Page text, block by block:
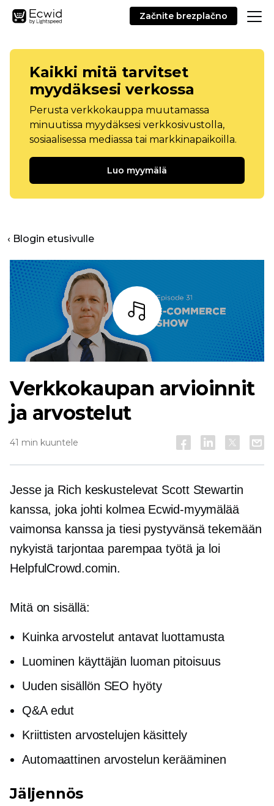
Začnite brezplačno
Kaikki mitä tarvitset
myydäksesi verkossa
Perusta verkkokauppa muutamassa
minuutissa myydäksesi verkkosivustolla,
sosiaalisessa mediassa tai markkinapaikoilla.
Luo myymälä
‹ Blogin etusivulle
Kuuntele
Verkkokaupan arvioinnit
ja arvostelut
41 min kuuntele
Jesse ja Rich keskustelevat Scott Stewartin
kanssa, joka johti kolmea Ecwid-myymälää
vaimonsa kanssa ja tiesi pystyvänsä tekemään
nykyistä tarjontaa parempaa työtä ja loi
HelpfulCrowd.comin.
Mitä on sisällä:
Kuinka arvostelut antavat luottamusta
Luominen käyttäjän luoman pitoisuus
Uuden sisällön SEO hyöty
Q&A edut
Kriittisten arvostelujen käsittely
Automaattinen arvostelun kerääminen
Jäljennös